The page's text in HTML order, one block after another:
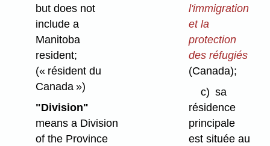
but does not
include a
Manitoba
resident;
(« résident du
Canada »)
"Division"
means a Division
of the Province
l'immigration
et la
protection
des réfugiés
(Canada);
c) sa
résidence
principale
est située au